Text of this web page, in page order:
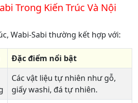
Trong Kiến Trúc Và Nội
Wabi-Sabi thường kết hợp với:
Đặc điểm nổi bật
Các vật liệu tự nhiên như gỗ,
giấy washi, đá tự nhiên.